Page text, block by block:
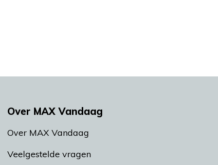
Over MAX Vandaag
Over MAX Vandaag
Veelgestelde vragen